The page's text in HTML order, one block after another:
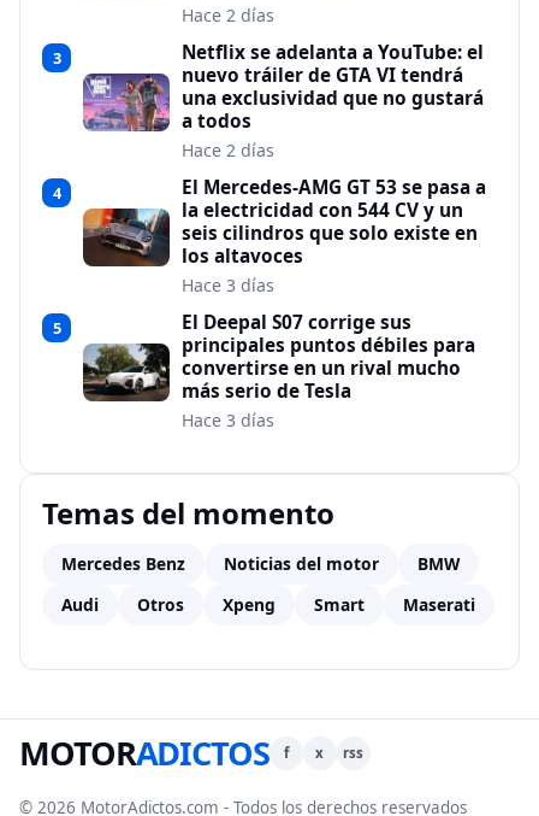
Hace 2 días
3
Netflix se adelanta a YouTube: el
nuevo tráiler de GTA VI tendrá
una exclusividad que no gustará
a todos
Hace 2 días
4
El Mercedes-AMG GT 53 se pasa a
la electricidad con 544 CV y un
seis cilindros que solo existe en
los altavoces
Hace 3 días
5
El Deepal S07 corrige sus
principales puntos débiles para
convertirse en un rival mucho
más serio de Tesla
Hace 3 días
Temas del momento
Mercedes Benz Noticias del motor
BMW
Audi
Otros Xpeng Smart Maserati
MOTORADICTOS f x rss
© 2026 MotorAdictos.com - Todos los derechos reservados